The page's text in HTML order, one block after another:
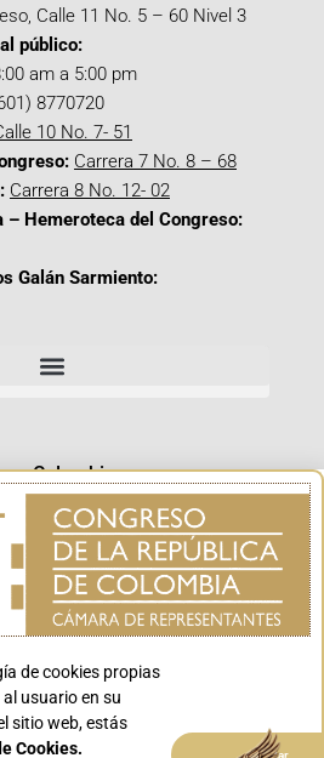
Calle 11 No. 5 – 60 Nivel 3
público:
am a 5:00 pm
8770720
10 No. 7- 51
Carrera 7 No. 8 – 68
Carrera 8 No. 12- 02
– Hemeroteca del Congreso:
Galán Sarmiento:
de cookies propias
usuario en su
sitio web, estás
Cookies. Aceptar